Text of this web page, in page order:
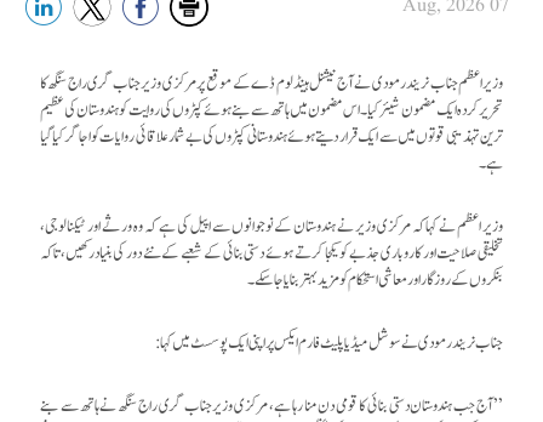
07 Aug, 2026
وزیراعظم جناب نریندر مودی نے آج نیشنل ہینڈلوم ڈے کے موقع پر مرکزی وزیر جناب گری راج سنگھ کا
تحریر کردہ ایک مضمون شیئر کیا۔ اس مضمون میں ہاتھ سے بنے ہوئے کپڑوں کی روایت کو ہندوستان کی عظیم
ترین تہذیبی قوتوں میں سے ایک قرار دیتے ہوئے ہندوستانی کپڑوں کی بے شمار علاقائی روایات کو اجاگر کیا گیا
ہے۔
وزیر اعظم نے کہاکہ مرکزی وزیر نے ہندوستان کے نوجوانوں سے اپیل کی ہے کہ وہ ورثے اور ٹیکنالوجی،
تخلیقی صلاحیت اور کاروباری جذبے کو یکجا کرتے ہوئے دستی بنائی کے شعبے کے نئے دور کی بنیاد رکھیں، تاکہ
بنکروں کے روزگار اور معاشی استحکام کو مزید بہتر بنایا جا سکے۔
جناب نریندر مودی نے سوشل میڈیا پلیٹ فارم ایکس پر اپنی ایک پوسسٹ میں کہا:
’’آج جب ہندوستان دستی بنائی کا قومی دن منا رہا ہے، مرکزی وزیر جناب گری راج سنگھ نے ہاتھ سے بنے